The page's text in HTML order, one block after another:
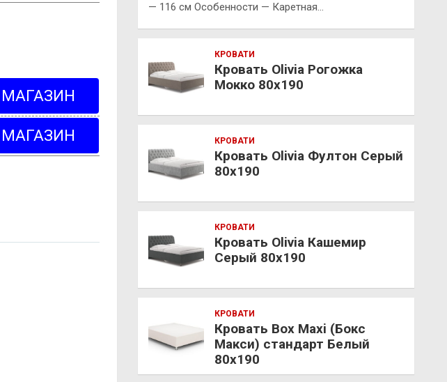
— 116 см Особенности — Каретная…
КРОВАТИ
Кровать Olivia Рогожка
Мокко 80х190
КРОВАТИ
Кровать Olivia Фултон Серый
80х190
КРОВАТИ
Кровать Olivia Кашемир
Серый 80х190
КРОВАТИ
Кровать Box Maxi (Бокс
Макси) стандарт Белый
80х190